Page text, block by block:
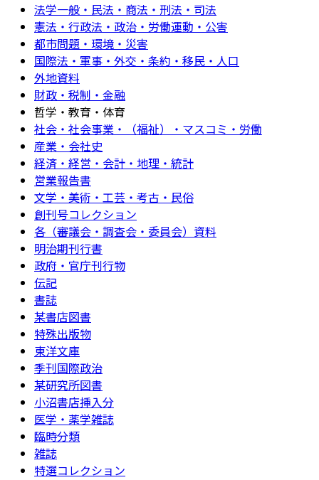
法学一般・民法・商法・刑法・司法
憲法・行政法・政治・労働運動・公害
都市問題・環境・災害
国際法・軍事・外交・条約・移民・人口
外地資料
財政・税制・金融
哲学・教育・体育
社会・社会事業・（福祉）・マスコミ・労働
産業・会社史
経済・経営・会計・地理・統計
営業報告書
文学・美術・工芸・考古・民俗
創刊号コレクション
各（審議会・調査会・委員会）資料
明治期刊行書
政府・官庁刊行物
伝記
書誌
某書店図書
特殊出版物
東洋文庫
季刊国際政治
某研究所図書
小沼書店挿入分
医学・薬学雑誌
臨時分類
雑誌
特選コレクション